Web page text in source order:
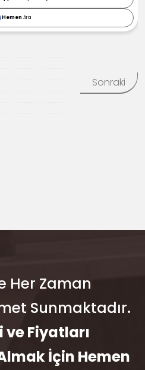
HemenAra
Sonraki
Her Zaman
Sunmaktadır.
ve Fiyatları
İçin Hemen